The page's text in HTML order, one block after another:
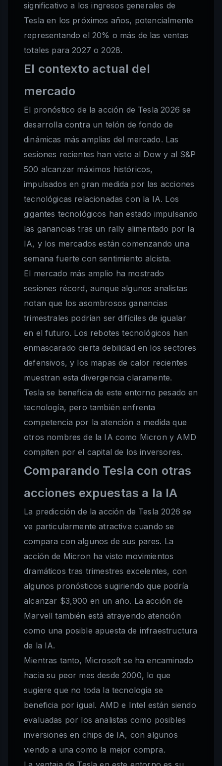
significativo a los ingresos generales de
Tesla en los próximos años, potencialmente
representando el 20% o más de las ventas
totales para 2027 o 2028.
El contexto actual del
mercado
El pronóstico de la acción de Tesla 2026 se
desarrolla contra un telón de fondo de
dinámicas más amplias del mercado. Las
sesiones recientes han visto al Dow y al S&P
500 alcanzar máximos históricos,
impulsados en gran medida por las acciones
tecnológicas relacionadas con la IA. Los
gigantes tecnológicos han estado impulsando
las ganancias tras un rally alimentado por la
IA, y los mercados están comenzando una
semana fuerte con sentimiento alcista.
El mercado más amplio ha mostrado
sesiones récord, aunque algunos analistas
notan que los asombrosos ganancias
trimestrales podrían ser difíciles de igualar
en el futuro. Los rebotes tecnológicos han
enmascarado cierta debilidad en los sectores
defensivos, y los mapas de calor recientes
muestran esta divergencia claramente.
Tesla se beneficia de este entorno pesado en
tecnología, pero también enfrenta
competencia por la atención a medida que
otros nombres de la IA como Micron y AMD
compiten por el capital de los inversores.
Comparando Tesla con otras
acciones expuestas a la IA
La predicción de la acción de Tesla 2026 se
ve particularmente atractiva cuando se
compara con algunos de sus pares. La
acción de Micron ha visto movimientos
dramáticos tras trimestres excelentes, con
algunos pronósticos sugiriendo que podría
alcanzar $3,900 en un año. La acción de
Marvell también está atrayendo atención
como una posible apuesta de infraestructura
de la IA.
Mientras tanto, Microsoft se ha encaminado
hacia su peor mes desde 2000, lo que
sugiere que no toda la tecnología se
beneficia por igual. AMD e Intel están siendo
evaluadas por los analistas como posibles
inversiones en chips de IA, con algunos
viendo a una como la mejor compra.